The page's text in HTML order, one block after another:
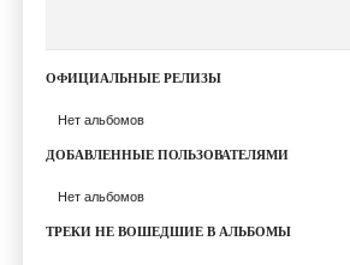
ОФИЦИАЛЬНЫЕ РЕЛИЗЫ
Нет альбомов
ДОБАВЛЕННЫЕ ПОЛЬЗОВАТЕЛЯМИ
Нет альбомов
ТРЕКИ НЕ ВОШЕДШИЕ В АЛЬБОМЫ